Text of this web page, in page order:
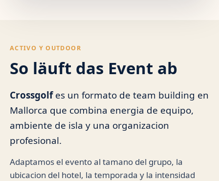
ACTIVO Y OUTDOOR
So läuft das Event ab
Crossgolfes un formato de team building en
Mallorca que combina energia de equipo,
ambiente de isla y una organizacion
profesional.
Adaptamos el evento al tamano del grupo, la
ubicacion del hotel, la temporada y la intensidad